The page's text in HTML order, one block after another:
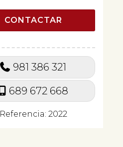
981 386 321
689 672 668
Referencia: 2022